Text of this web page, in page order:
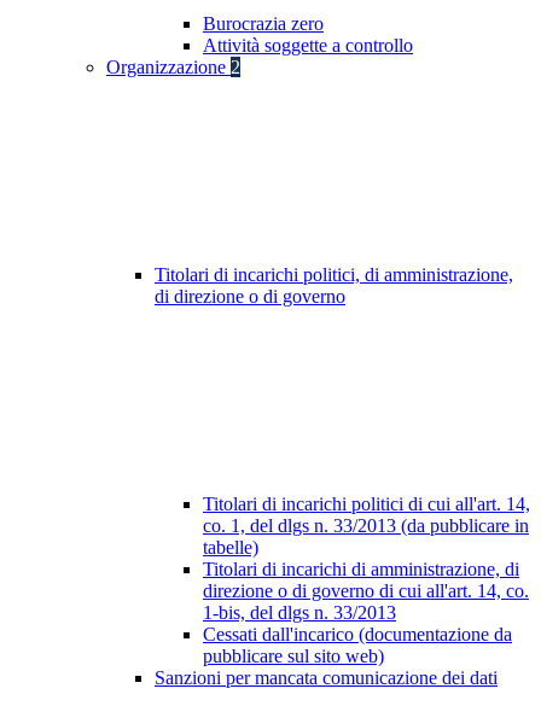
Burocrazia zero
Attività soggette a controllo
Organizzazione 2
Titolari di incarichi politici, di amministrazione,
di direzione o di governo
Titolari di incarichi politici di cui all'art. 14,
co. 1, del dlgs n. 33/2013 (da pubblicare in
tabelle)
Titolari di incarichi di amministrazione, di
direzione o di governo di cui all'art. 14, co.
1-bis, del dlgs n. 33/2013
Cessati dall'incarico (documentazione da
pubblicare sul sito web)
Sanzioni per mancata comunicazione dei dati